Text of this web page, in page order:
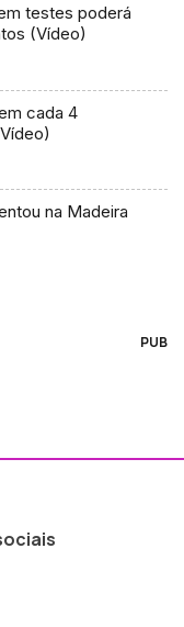
testes poderá
(Vídeo)
cada 4
na Madeira
PUB
ao